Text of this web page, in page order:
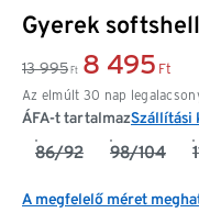
Gyerek
13 995 Ft 8 495 Ft
Az elmúlt 30 nap
ÁFA-t tartalmazSzállítási
86/92 98/104
A megfelelő méret